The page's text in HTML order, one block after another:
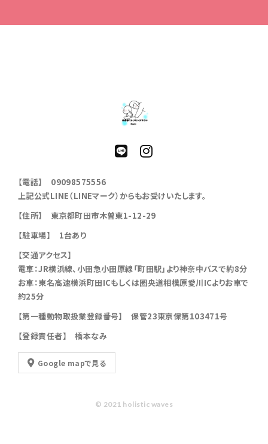
【電話】 09098575556
上記公式LINE（LINEマーク）からもお受けいたします。
【住所】 東京都町田市木曽東1-12-29
【駐車場】 1台あり
【交通アクセス】
電車：JR横浜線、小田急小田原線「町田駅」より神奈中バスで約8分
お車：東名高速横浜町田ICもしくは圏央道相模原愛川ICよりお車で
約25分
【第一種動物取扱業登録番号】 保管23東京保第103471号
【登録責任者】 橋本なみ
Google mapで見る
© 2021 holistic waves